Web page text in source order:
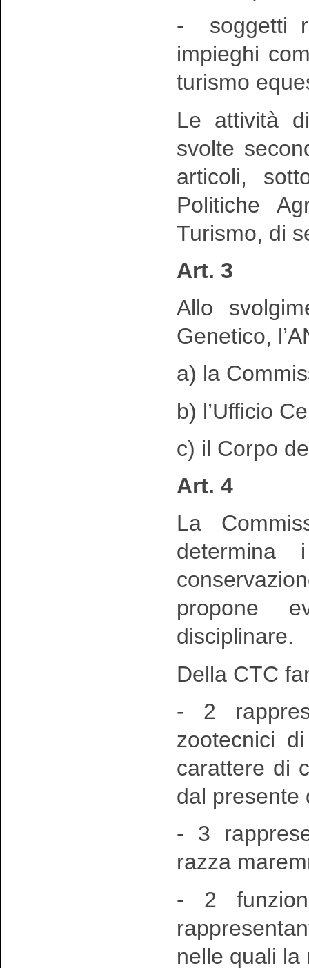
- soggetti
impieghi
turismo
Le attività
svolte
articoli,
Politiche
Turismo, di
Art. 3
Allo
Genetico,
a) la
b) l’Ufficio
c) il Corpo
Art. 4
La
propone
disciplinare.
Della CTC
- 2
zootecnici
carattere di
dal presente
- 3
razza
- 2
nelle quali la